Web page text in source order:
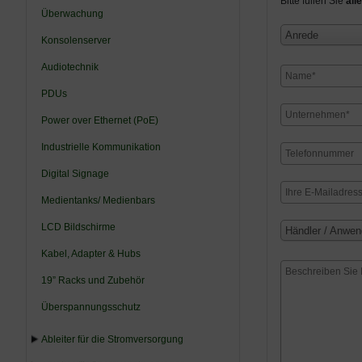
Überwachung
Konsolenserver
Audiotechnik
PDUs
Power over Ethernet (PoE)
Industrielle Kommunikation
Digital Signage
Medientanks/ Medienbars
LCD Bildschirme
Kabel, Adapter & Hubs
19” Racks und Zubehör
Überspannungsschutz
Ableiter für die Stromversorgung
Anrede
Händler /